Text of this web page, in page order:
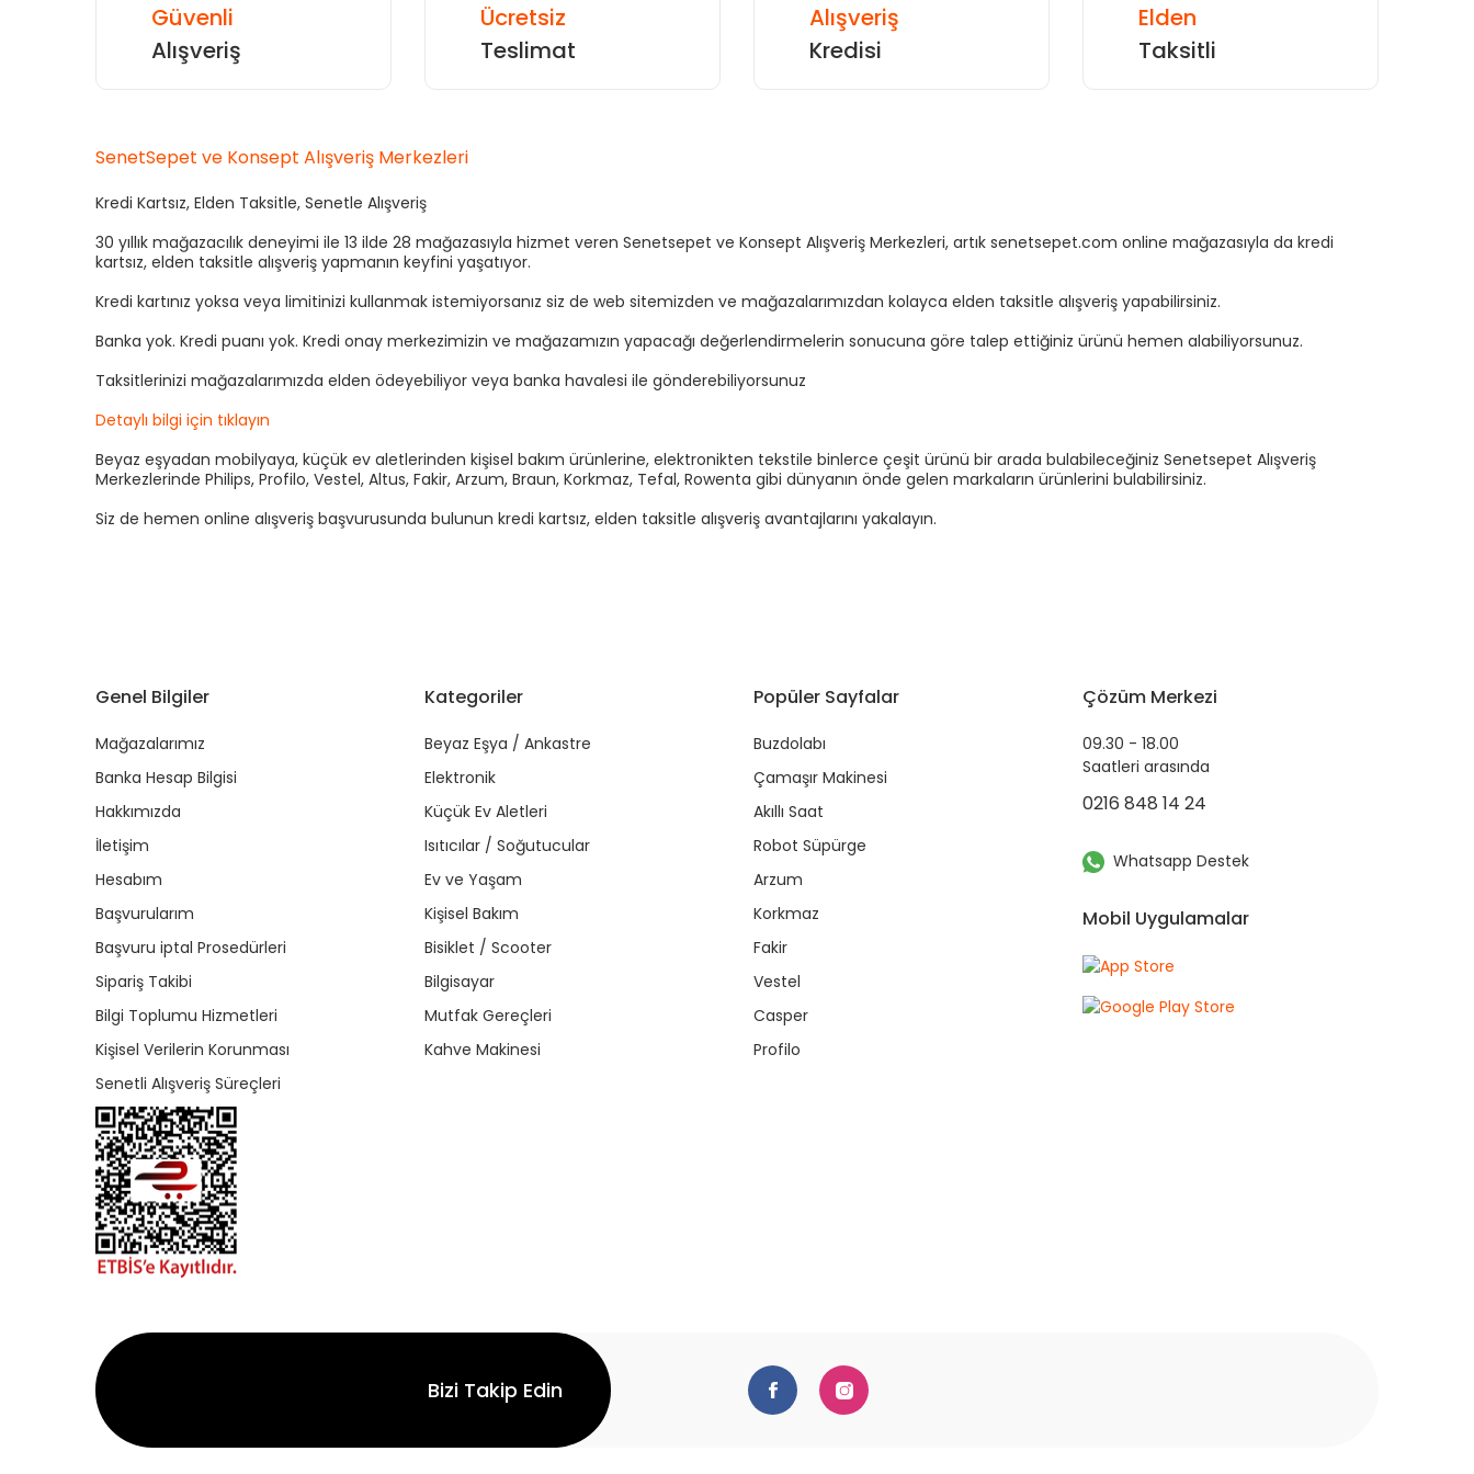
Güvenli
Alışveriş
Ücretsiz
Teslimat
Alışveriş
Kredisi
Elden
Taksitli
SenetSepet ve Konsept Alışveriş Merkezleri
Kredi Kartsız, Elden Taksitle, Senetle Alışveriş
30 yıllık mağazacılık deneyimi ile 13 ilde 28 mağazasıyla hizmet veren Senetsepet ve Konsept Alışveriş Merkezleri, artık senetsepet.com online mağazasıyla da kredi
kartsız, elden taksitle alışveriş yapmanın keyfini yaşatıyor.
Kredi kartınız yoksa veya limitinizi kullanmak istemiyorsanız siz de web sitemizden ve mağazalarımızdan kolayca elden taksitle alışveriş yapabilirsiniz.
Banka yok. Kredi puanı yok. Kredi onay merkezimizin ve mağazamızın yapacağı değerlendirmelerin sonucuna göre talep ettiğiniz ürünü hemen alabiliyorsunuz.
Taksitlerinizi mağazalarımızda elden ödeyebiliyor veya banka havalesi ile gönderebiliyorsunuz
Detaylı bilgi için tıklayın
Beyaz eşyadan mobilyaya, küçük ev aletlerinden kişisel bakım ürünlerine, elektronikten tekstile binlerce çeşit ürünü bir arada bulabileceğiniz Senetsepet Alışveriş
Merkezlerinde Philips, Profilo, Vestel, Altus, Fakir, Arzum, Braun, Korkmaz, Tefal, Rowenta gibi dünyanın önde gelen markaların ürünlerini bulabilirsiniz.
Siz de hemen online alışveriş başvurusunda bulunun kredi kartsız, elden taksitle alışveriş avantajlarını yakalayın.
Genel Bilgiler
Mağazalarımız
Banka Hesap Bilgisi
Hakkımızda
İletişim
Hesabım
Başvurularım
Başvuru iptal Prosedürleri
Sipariş Takibi
Bilgi Toplumu Hizmetleri
Kişisel Verilerin Korunması
Senetli Alışveriş Süreçleri
Kategoriler
Beyaz Eşya / Ankastre
Elektronik
Küçük Ev Aletleri
Isıtıcılar / Soğutucular
Ev ve Yaşam
Kişisel Bakım
Bisiklet / Scooter
Bilgisayar
Mutfak Gereçleri
Kahve Makinesi
Popüler Sayfalar
Buzdolabı
Çamaşır Makinesi
Akıllı Saat
Robot Süpürge
Arzum
Korkmaz
Fakir
Vestel
Casper
Profilo
Çözüm Merkezi
09.30 - 18.00
Saatleri arasında
0216 848 14 24
Whatsapp Destek
Mobil Uygulamalar
Bizi Takip Edin